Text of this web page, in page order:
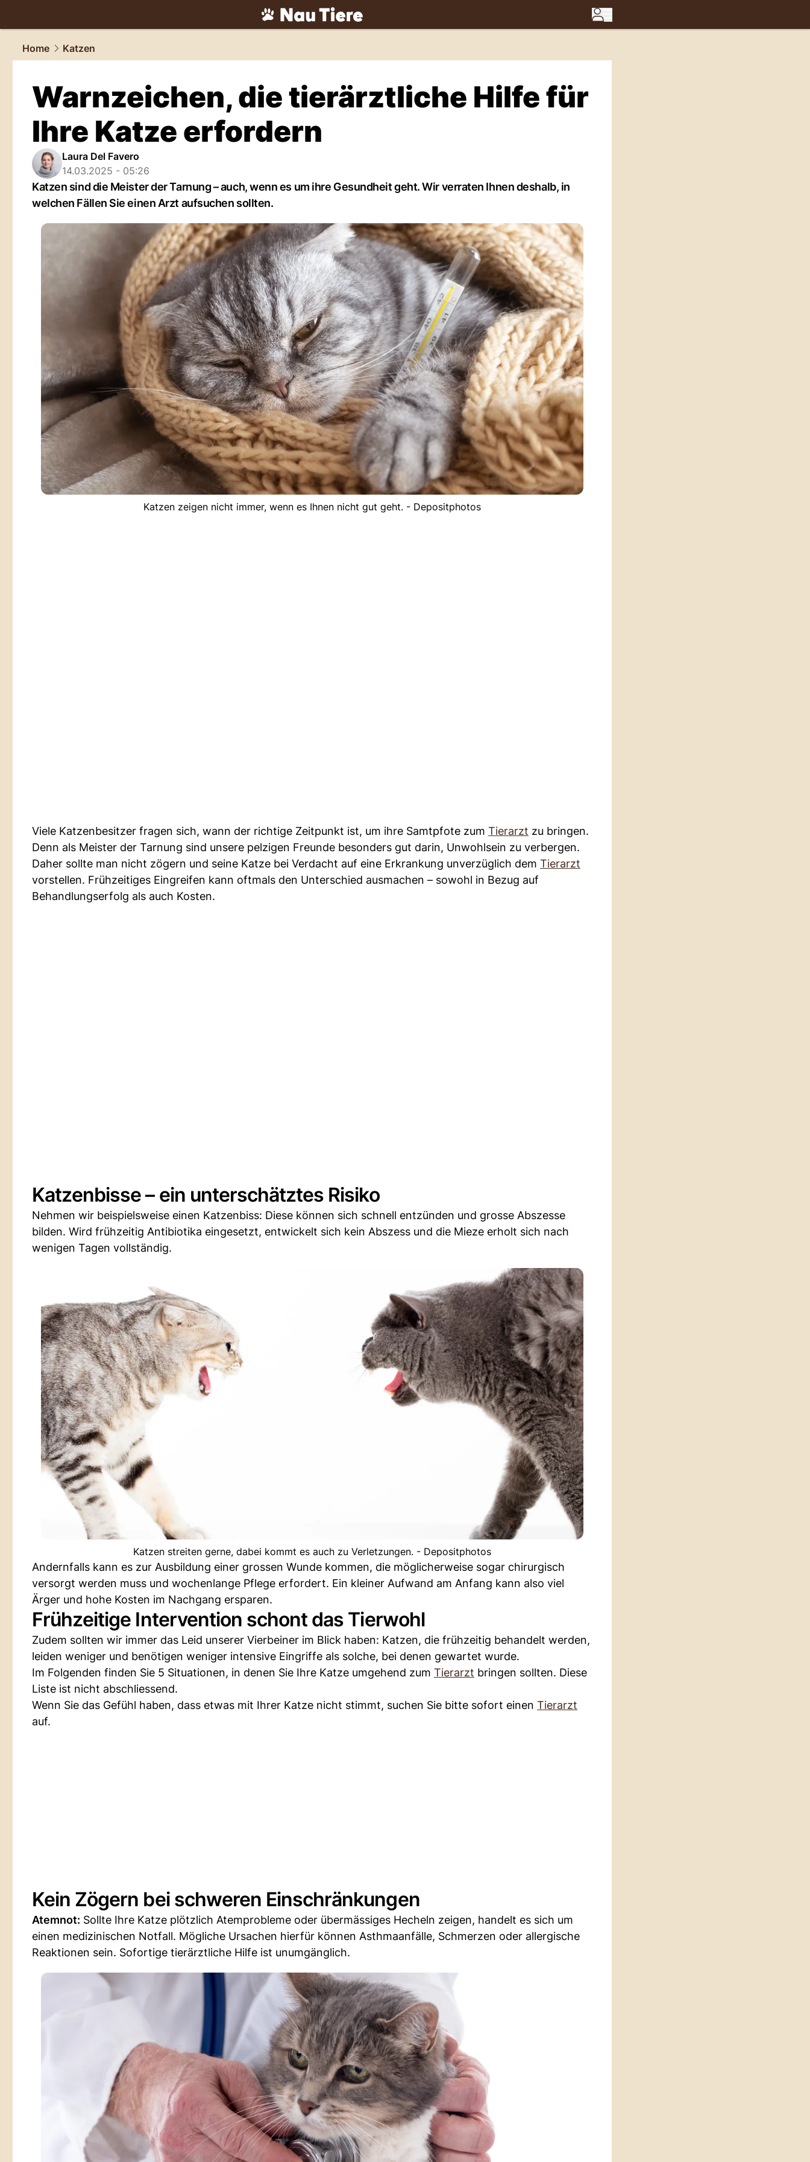
tiere.NAU.ch
Home
Katzen
Warnzeichen, die tierärztliche Hilfe für
Ihre Katze erfordern
Laura Del Favero
14.03.2025 - 05:26
Katzen sind die Meister der Tarnung – auch, wenn es um ihre Gesundheit geht. Wir verraten Ihnen deshalb, in
welchen Fällen Sie einen Arzt aufsuchen sollten.
Katzen zeigen nicht immer, wenn es Ihnen nicht gut geht. - Depositphotos
Viele Katzenbesitzer fragen sich, wann der richtige Zeitpunkt ist, um ihre Samtpfote zum Tierarzt zu bringen.
Denn als Meister der Tarnung sind unsere pelzigen Freunde besonders gut darin, Unwohlsein zu verbergen.
Daher sollte man nicht zögern und seine Katze bei Verdacht auf eine Erkrankung unverzüglich dem Tierarzt
vorstellen. Frühzeitiges Eingreifen kann oftmals den Unterschied ausmachen – sowohl in Bezug auf
Behandlungserfolg als auch Kosten.
Katzenbisse – ein unterschätztes Risiko
Nehmen wir beispielsweise einen Katzenbiss: Diese können sich schnell entzünden und grosse Abszesse
bilden. Wird frühzeitig Antibiotika eingesetzt, entwickelt sich kein Abszess und die Mieze erholt sich nach
wenigen Tagen vollständig.
Katzen streiten gerne, dabei kommt es auch zu Verletzungen. - Depositphotos
Andernfalls kann es zur Ausbildung einer grossen Wunde kommen, die möglicherweise sogar chirurgisch
versorgt werden muss und wochenlange Pflege erfordert. Ein kleiner Aufwand am Anfang kann also viel
Ärger und hohe Kosten im Nachgang ersparen.
Frühzeitige Intervention schont das Tierwohl
Zudem sollten wir immer das Leid unserer Vierbeiner im Blick haben: Katzen, die frühzeitig behandelt werden,
leiden weniger und benötigen weniger intensive Eingriffe als solche, bei denen gewartet wurde.
Im Folgenden finden Sie 5 Situationen, in denen Sie Ihre Katze umgehend zum Tierarzt bringen sollten. Diese
Liste ist nicht abschliessend.
Wenn Sie das Gefühl haben, dass etwas mit Ihrer Katze nicht stimmt, suchen Sie bitte sofort einen Tierarzt
auf.
Kein Zögern bei schweren Einschränkungen
Atemnot: Sollte Ihre Katze plötzlich Atemprobleme oder übermässiges Hecheln zeigen, handelt es sich um
einen medizinischen Notfall. Mögliche Ursachen hierfür können Asthmaanfälle, Schmerzen oder allergische
Reaktionen sein. Sofortige tierärztliche Hilfe ist unumgänglich.